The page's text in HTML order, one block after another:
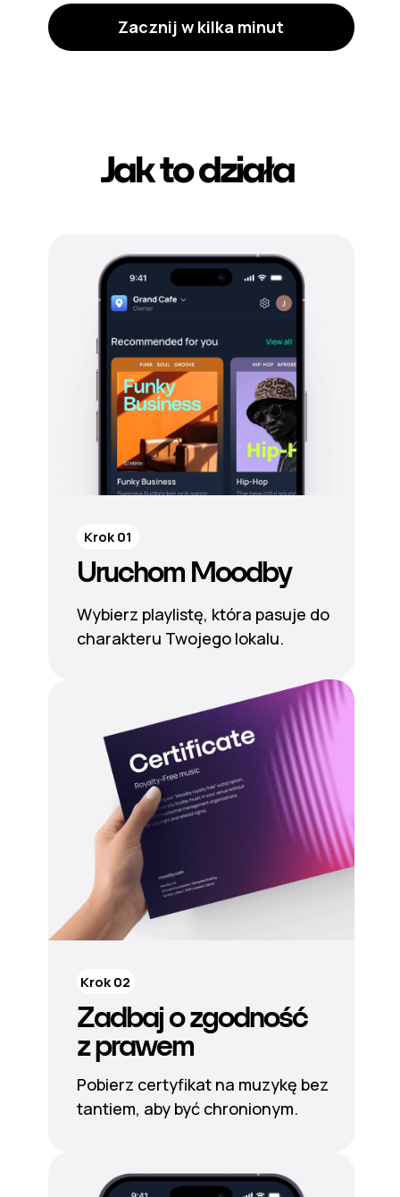
Zacznij w kilka minut
Jak to działa
Uruchom Moodby
Wybierz playlistę, która pasuje do
charakteru Twojego lokalu.
Krok 01
Zadbaj o zgodność
z prawem
Pobierz certyfikat na muzykę bez
tantiem, aby być chronionym.
Krok 02